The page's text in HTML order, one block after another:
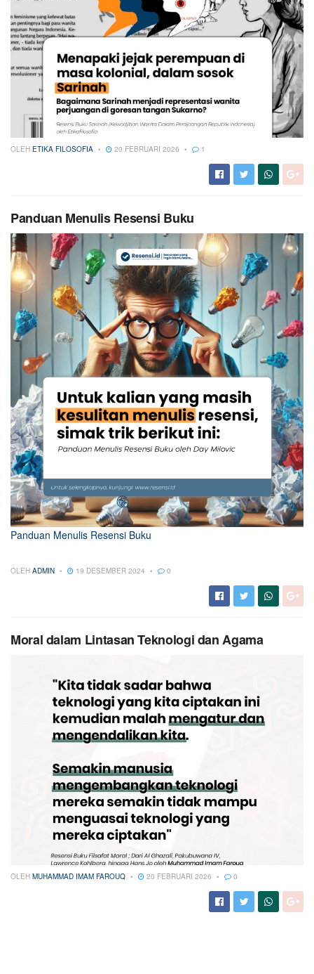
OLEH ETIKA FILOSOFIA 20 FEBRUARI 2026 1
Panduan Menulis Resensi Buku
Panduan Menulis Resensi Buku
OLEH ADMIN 19 DESEMBER 2024 0
Moral dalam Lintasan Teknologi dan Agama
OLEH MUHAMMAD IMAM FAROUQ 20 FEBRUARI 2026 0